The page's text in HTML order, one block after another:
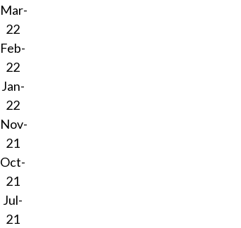
Mar-
22
Feb-
22
Jan-
22
Nov-
21
Oct-
21
Jul-
21